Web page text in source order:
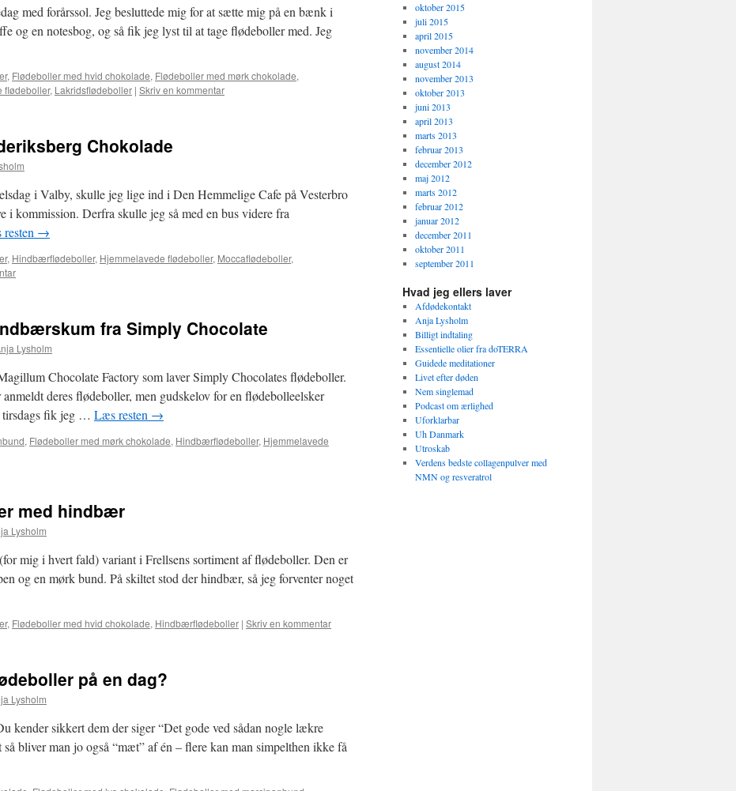
med forårssol. Jeg besluttede mig for at sætte mig på en bænk i
og en notesbog, og så fik jeg lyst til at tage flødeboller med. Jeg
, Flødeboller med hvid chokolade, Flødeboller med mørk chokolade,
flødeboller, Lakridsflødeboller | Skriv en kommentar
Chokolade
i Valby, skulle jeg lige ind i Den Hemmelige Cafe på Vesterbro
i kommission. Derfra skulle jeg så med en bus videre fra
→
, Hindbærflødeboller, Hjemmelavede flødeboller, Moccaflødeboller,
fra Simply Chocolate
Lysholm
Chocolate Factory som laver Simply Chocolates flødeboller.
deres flødeboller, men gudskelov for en flødebolleelsker
tirsdags fik jeg … Læs resten →
, Flødeboller med mørk chokolade, Hindbærflødeboller, Hjemmelavede
med hindbær
Lysholm
mig i hvert fald) variant i Frellsens sortiment af flødeboller. Den er
og en mørk bund. På skiltet stod der hindbær, så jeg forventer noget
, Flødeboller med hvid chokolade, Hindbærflødeboller | Skriv en kommentar
på en dag?
Lysholm
kender sikkert dem der siger “Det gode ved sådan nogle lækre
bliver man jo også “mæt” af én – flere kan man simpelthen ikke få
oktober 2015
juli 2015
april 2015
november 2014
august 2014
november 2013
oktober 2013
juni 2013
april 2013
marts 2013
februar 2013
december 2012
maj 2012
marts 2012
februar 2012
januar 2012
december 2011
oktober 2011
september 2011
Hvad jeg ellers laver
Afdødekontakt
Anja Lysholm
Billigt indtaling
Essentielle olier fra doTERRA
Guidede meditationer
Livet efter døden
Nem singlemad
Podcast om ærlighed
Uforklarbar
Uh Danmark
Utroskab
Verdens bedste collagenpulver med
NMN og resveratrol